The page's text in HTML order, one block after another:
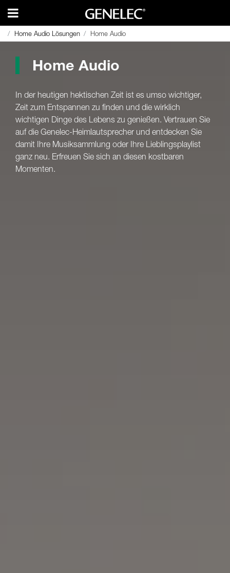
Home Audio Lösungen Home Audio
Home Audio Lösungen Home Audio
Home Audio
In der heutigen hektischen Zeit ist es umso wichtiger,
Zeit zum Entspannen zu finden und die wirklich
wichtigen Dinge des Lebens zu genießen. Vertrauen Sie
auf die Genelec-Heimlautsprecher und entdecken Sie
damit Ihre Musiksammlung oder Ihre Lieblingsplaylist
ganz neu. Erfreuen Sie sich an diesen kostbaren
Momenten.